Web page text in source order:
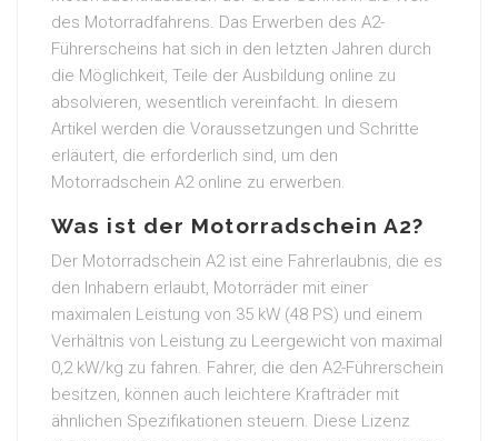
des Motorradfahrens. Das Erwerben des A2-
Führerscheins hat sich in den letzten Jahren durch
die Möglichkeit, Teile der Ausbildung online zu
absolvieren, wesentlich vereinfacht. In diesem
Artikel werden die Voraussetzungen und Schritte
erläutert, die erforderlich sind, um den
Motorradschein A2 online zu erwerben.
Was ist der Motorradschein A2?
Der Motorradschein A2 ist eine Fahrerlaubnis, die es
den Inhabern erlaubt, Motorräder mit einer
maximalen Leistung von 35 kW (48 PS) und einem
Verhältnis von Leistung zu Leergewicht von maximal
0,2 kW/kg zu fahren. Fahrer, die den A2-Führerschein
besitzen, können auch leichtere Krafträder mit
ähnlichen Spezifikationen steuern. Diese Lizenz